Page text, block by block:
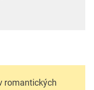
romantických